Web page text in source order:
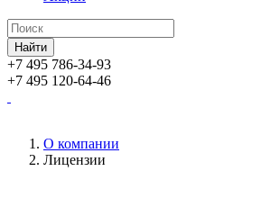
+7 495 786-34-93
+7 495 120-64-46
О компании
Лицензии